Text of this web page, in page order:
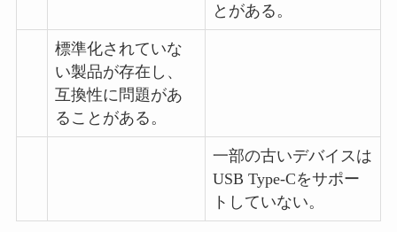
とがある。
標準化されていな
い製品が存在し、
互換性に問題があ
ることがある。
一部の古いデバイスは
USB Type-Cをサポー
トしていない。